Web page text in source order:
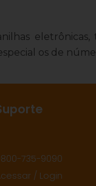
os de
735-9090
/ Login